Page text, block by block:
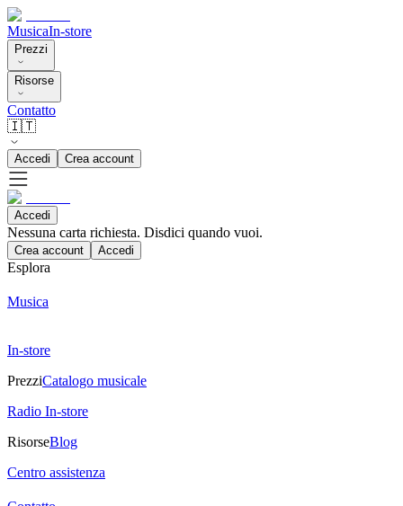
MusicaIn-store
Prezzi
Risorse
Contatto
🇮🇹
Accedi Crea account
Accedi
Nessuna carta richiesta. Disdici quando vuoi.
Crea account Accedi
Esplora
Musica
In-store
PrezziCatalogo musicale
Radio In-store
RisorseBlog
Centro assistenza